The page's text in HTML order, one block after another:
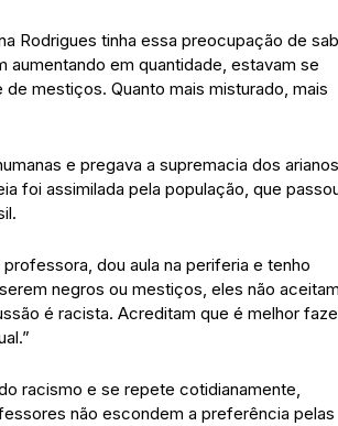
Rodrigues tinha essa preocupação de
aumentando em quantidade, estavam se
mestiços. Quanto mais misturado, mais
e pregava a supremacia dos arianos
foi assimilada pela população, que
dou aula na periferia e tenho
negros ou mestiços, eles não
é racista. Acreditam que é melhor
racismo e se repete cotidianamente,
não escondem a preferência pelas